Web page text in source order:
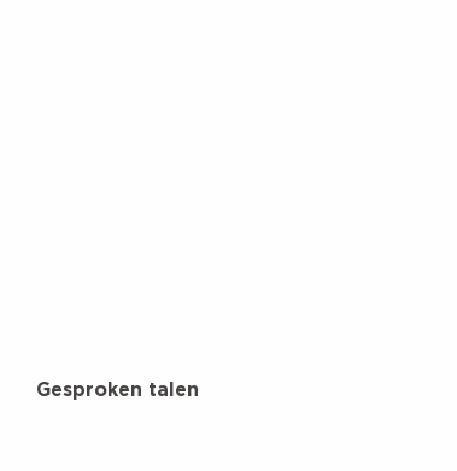
Gesproken talen
Gesproken talen